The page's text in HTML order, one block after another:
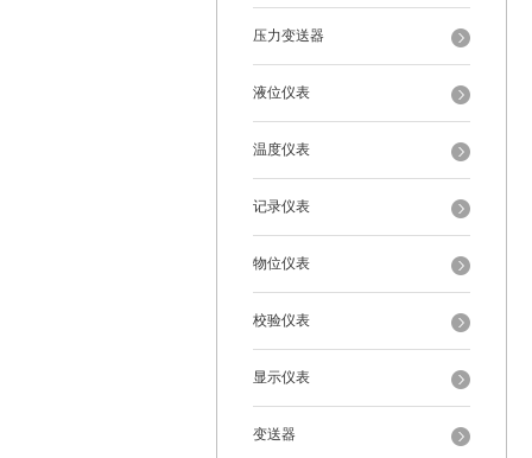
压力变送器
液位仪表
温度仪表
记录仪表
物位仪表
校验仪表
显示仪表
变送器